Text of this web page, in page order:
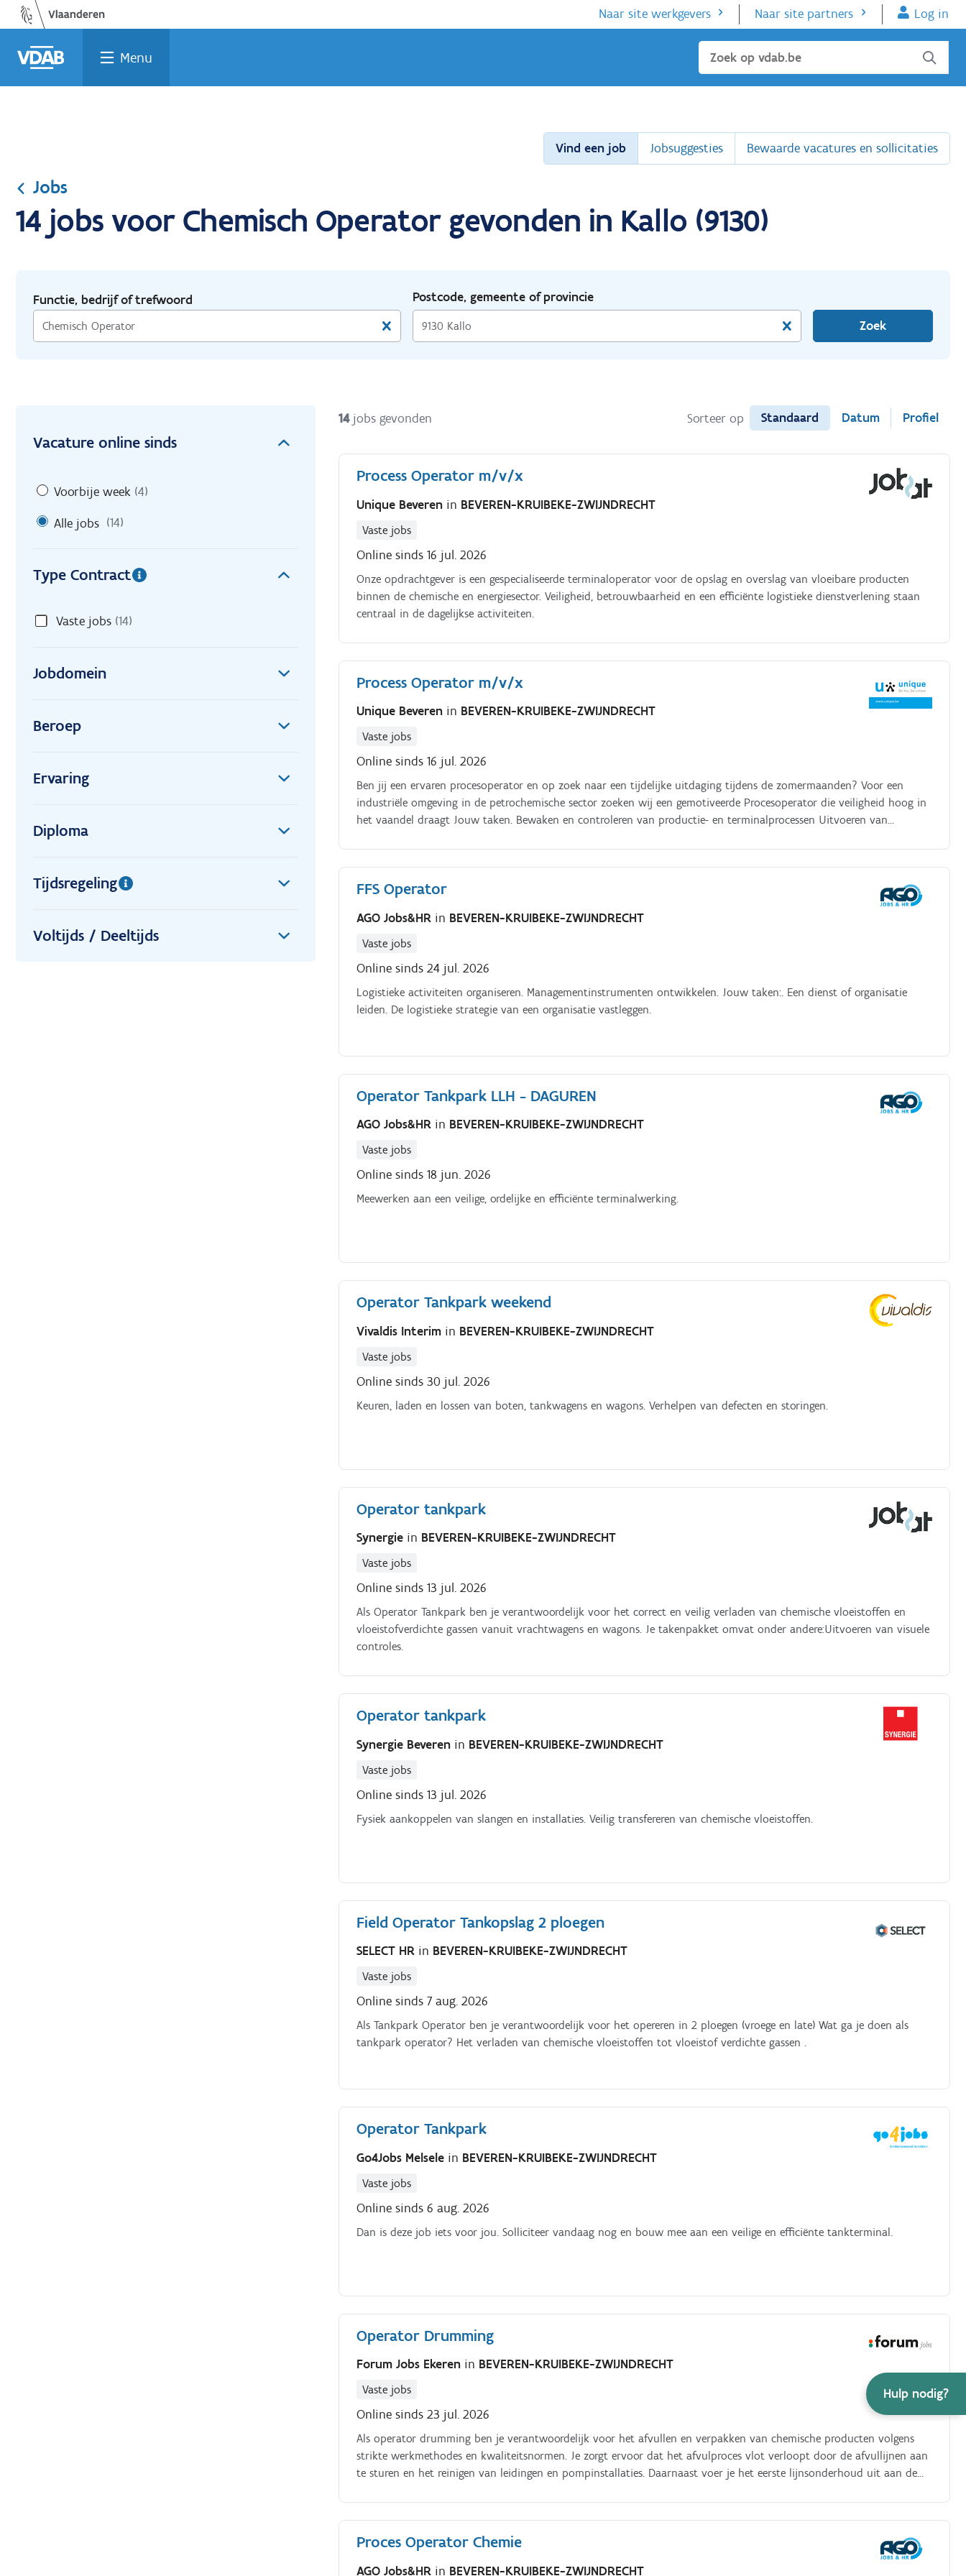
Ga
naar
de
inhoud
Vind
een
job
Vind
een
opleiding
Welke
job
past
bij
Terug
naar
home
Naar site werkgevers Naar site partners Log in
Menu Sluiten
Hulp nodig?
Vind een job Jobsuggesties Bewaarde vacatures en sollicitaties
Jobs
14 jobs voor Chemisch Operator gevonden in Kallo (9130)
Functie, bedrijf of trefwoord
Postcode, gemeente of provincie
Zoek
Vacature online sinds
Voorbije week (4)
Alle jobs (14)
Type Contract
Vaste jobs (14)
Jobdomein
Beroep
Ervaring
Diploma
Tijdsregeling
Voltijds / Deeltijds
14 jobs gevonden Sorteer op Standaard Datum Profiel
Process Operator m/v/x
Unique Beveren in BEVEREN-KRUIBEKE-ZWIJNDRECHT
Vaste jobs
Online sinds 16 jul. 2026
Onze opdrachtgever is een gespecialiseerde terminaloperator voor de opslag en overslag van vloeibare producten
binnen de chemische en energiesector. Veiligheid, betrouwbaarheid en een efficiënte logistieke dienstverlening staan
centraal in de dagelijkse activiteiten.
Process Operator m/v/x
Unique Beveren in BEVEREN-KRUIBEKE-ZWIJNDRECHT
Vaste jobs
Online sinds 16 jul. 2026
Ben jij een ervaren procesoperator en op zoek naar een tijdelijke uitdaging tijdens de zomermaanden? Voor een
industriële omgeving in de petrochemische sector zoeken wij een gemotiveerde Procesoperator die veiligheid hoog in
het vaandel draagt Jouw taken. Bewaken en controleren van productie- en terminalprocessen Uitvoeren van
interventies bij storingen volgens de geldende procedures Correct invullen van operationele rapporten en logboeken
Nauw samenwerken met collega's en andere afdelingen om een veilige en efficiënte werking te garanderen Strikt
naleven van veiligheids-, kwaliteits- en milieuregels
FFS Operator
AGO Jobs&HR in BEVEREN-KRUIBEKE-ZWIJNDRECHT
Vaste jobs
Online sinds 24 jul. 2026
Logistieke activiteiten organiseren. Managementinstrumenten ontwikkelen. Jouw taken:. Een dienst of organisatie
leiden. De logistieke strategie van een organisatie vastleggen.
Operator Tankpark LLH - DAGUREN
AGO Jobs&HR in BEVEREN-KRUIBEKE-ZWIJNDRECHT
Vaste jobs
Online sinds 18 jun. 2026
Meewerken aan een veilige, ordelijke en efficiënte terminalwerking.
Operator Tankpark weekend
Vivaldis Interim in BEVEREN-KRUIBEKE-ZWIJNDRECHT
Vaste jobs
Online sinds 30 jul. 2026
Keuren, laden en lossen van boten, tankwagens en wagons. Verhelpen van defecten en storingen.
Operator tankpark
Synergie in BEVEREN-KRUIBEKE-ZWIJNDRECHT
Vaste jobs
Online sinds 13 jul. 2026
Als Operator Tankpark ben je verantwoordelijk voor het correct en veilig verladen van chemische vloeistoffen en
vloeistofverdichte gassen vanuit vrachtwagens en wagons. Je takenpakket omvat onder andere:Uitvoeren van visuele
controles.
Operator tankpark
Synergie Beveren in BEVEREN-KRUIBEKE-ZWIJNDRECHT
Vaste jobs
Online sinds 13 jul. 2026
Fysiek aankoppelen van slangen en installaties. Veilig transfereren van chemische vloeistoffen.
Field Operator Tankopslag 2 ploegen
SELECT HR in BEVEREN-KRUIBEKE-ZWIJNDRECHT
Vaste jobs
Online sinds 7 aug. 2026
Als Tankpark Operator ben je verantwoordelijk voor het opereren in 2 ploegen (vroege en late) Wat ga je doen als
tankpark operator? Het verladen van chemische vloeistoffen tot vloeistof verdichte gassen .
Operator Tankpark
Go4Jobs Melsele in BEVEREN-KRUIBEKE-ZWIJNDRECHT
Vaste jobs
Online sinds 6 aug. 2026
Dan is deze job iets voor jou. Solliciteer vandaag nog en bouw mee aan een veilige en efficiënte tankterminal.
Operator Drumming
Forum Jobs Ekeren in BEVEREN-KRUIBEKE-ZWIJNDRECHT
Vaste jobs
Online sinds 23 jul. 2026
Als operator drumming ben je verantwoordelijk voor het afvullen en verpakken van chemische producten volgens
strikte werkmethodes en kwaliteitsnormen. Je zorgt ervoor dat het afvulproces vlot verloopt door de afvullijnen aan
te sturen en het reinigen van leidingen en pompinstallaties. Daarnaast voer je het eerste lijnsonderhoud uit aan de
processen te waarborgen. Je draagt bij aan een efficiënte en veilige werkomgeving, waarbij je steeds de hoogste
kwaliteitsstandaarden naleeft.
Proces Operator Chemie
AGO Jobs&HR in BEVEREN-KRUIBEKE-ZWIJNDRECHT